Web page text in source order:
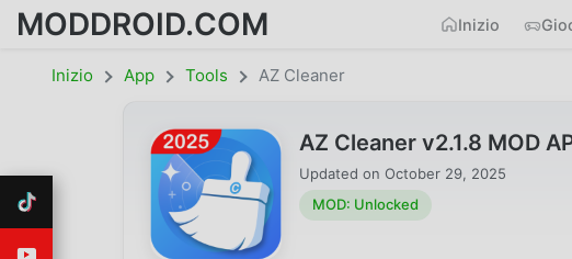
MODDROID.COM Inizio
Inizio App Tools AZ Cleaner
AZ Cleaner v2.1.8 MOD
Updated on October 29, 2025
MOD: Unlocked